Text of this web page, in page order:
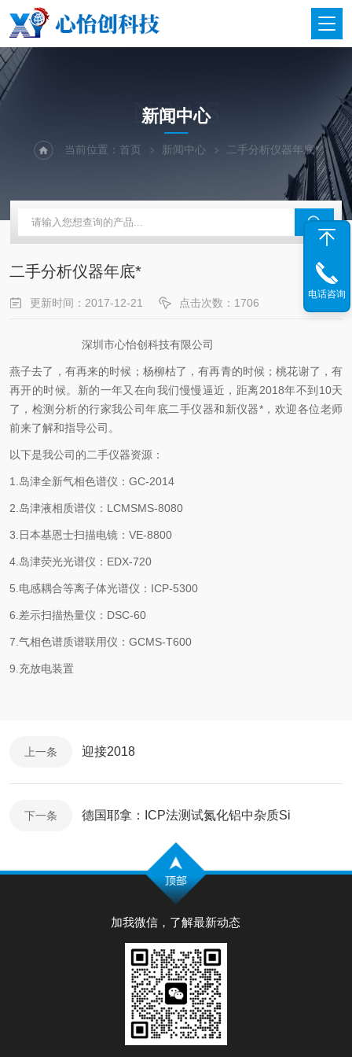
NEWS
新闻中心
当前位置： 首页 新闻中心 二手分析仪器年底*
二手分析仪器年底*
更新时间：2017-12-21 点击次数：1706
深圳市心怡创科技有限公司
燕子去了，有再来的时候；杨柳枯了，有再青的时候；桃花谢了，有
再开的时候。新的一年又在向我们慢慢逼近，距离2018年不到10天
了，检测分析的行家我公司年底二手仪器和新仪器*，欢迎各位老师
前来了解和指导公司。
以下是我公司的二手仪器资源：
1.岛津全新气相色谱仪：GC-2014
2.岛津液相质谱仪：LCMSMS-8080
3.日本基恩士扫描电镜：VE-8800
4.岛津荧光光谱仪：EDX-720
5.电感耦合等离子体光谱仪：ICP-5300
6.差示扫描热量仪：DSC-60
7.气相色谱质谱联用仪：GCMS-T600
9.充放电装置
上一条 迎接2018
下一条 德国耶拿：ICP法测试氮化铝中杂质Si
加我微信，了解最新动态
电话咨询